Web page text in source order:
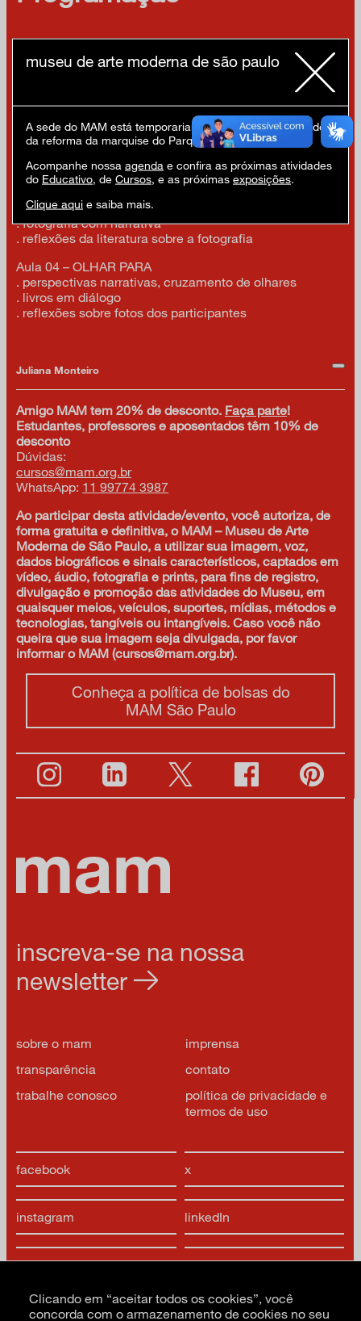
Aula 01 – OLHAR ENTRE
. fotografia e poesia
. a imagem do poeta, a palavra do fotógrafo
. perspectivas poéticas, cruzamento de olhares
. livros em diálogo
. reflexões sobre fotos dos participantes
. narratividade
. fotografia com narrativa
. reflexões da literatura sobre a fotografia
Aula 04 – OLHAR PARA
. perspectivas narrativas, cruzamento de olhares
. livros em diálogo
. reflexões sobre fotos dos participantes
Juliana Monteiro
Amigo MAM tem 20% de desconto. Faça parte!
Estudantes, professores e aposentados têm 10% de
desconto
Dúvidas:
cursos@mam.org.br
WhatsApp: 11 99774 3987
Ao participar desta atividade/evento, você autoriza, de
forma gratuita e definitiva, o MAM – Museu de Arte
Moderna de São Paulo, a utilizar sua imagem, voz,
dados biográficos e sinais característicos, captados em
vídeo, áudio, fotografia e prints, para fins de registro,
divulgação e promoção das atividades do Museu, em
quaisquer meios, veículos, suportes, mídias, métodos e
tecnologias, tangíveis ou intangíveis. Caso você não
queira que sua imagem seja divulgada, por favor
informar o MAM (cursos@mam.org.br).
Conheça a política de bolsas do
MAM São Paulo
facebook x
instagram linkedIn
youtube google arts & culture
inscreva-se na nossa
newsletter
sobre o mam
imprensa
transparência
contato
trabalhe conosco
política de privacidade e
termos de uso
museu de arte moderna de são paulo
A sede do MAM está temporariamente fechada em virtude
da reforma da marquise do Parque Ibirapuera.
Acompanhe nossa agenda e confira as próximas atividades
do Educativo, de Cursos, e as próximas exposições.
Clique aqui e saiba mais.
Clicando em “aceitar todos os cookies”, você
concorda com o armazenamento de cookies no seu